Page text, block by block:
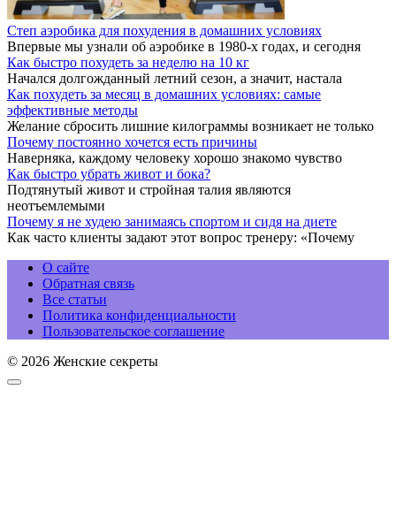
Cтеп аэробика для похудения в домашних условиях
Впервые мы узнали об аэробике в 1980-х годах, и сегодня
Как быстро похудеть за неделю на 10 кг
Начался долгожданный летний сезон, а значит, настала
Как похудеть за месяц в домашних условиях: самые
эффективные методы
Желание сбросить лишние килограммы возникает не только
Почему постоянно хочется есть причины
Наверняка, каждому человеку хорошо знакомо чувство
Как быстро убрать живот и бока?
Подтянутый живот и стройная талия являются
неотъемлемыми
Почему я не худею занимаясь спортом и сидя на диете
Как часто клиенты задают этот вопрос тренеру: «Почему
О сайте
Обратная связь
Все статьи
Политика конфиденциальности
Пользовательское соглашение
© 2026 Женские секреты